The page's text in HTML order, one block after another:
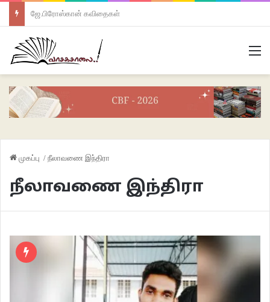
ஜே.பிரோஸ்கான் கவிதைகள்
முகப்பு / நீலாவணை இந்திரா
நீலாவணை இந்திரா